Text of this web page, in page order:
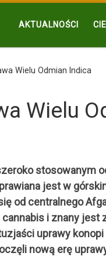
AKTUALNOŚCI
Wielu Odmian Indica
Wielu
stosowanym
jest w
od centralnego
i znany
uprawy
nową erę